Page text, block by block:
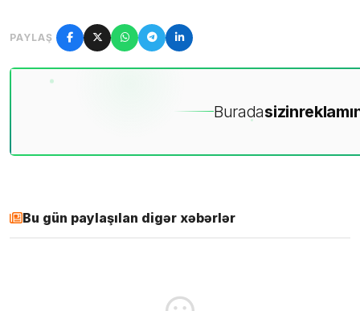
PAYLAŞ
Buradasizin
Bu gün paylaşılan digər xəbərlər